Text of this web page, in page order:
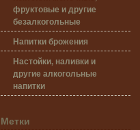
фруктовые и другие
безалкогольные
Напитки брожения
Настойки, наливки и
другие алкогольные
напитки
Метки